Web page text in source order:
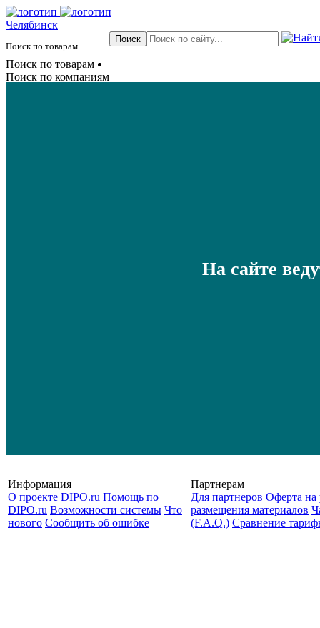
Челябинск
Поиск по товарам
Поиск по товарам
Поиск по компаниям
На сайте
Информация
О проекте DIPO.ru Помощь по
DIPO.ru Возможности системы Что
нового Сообщить об ошибке
Партнерам
Для партнеров Оферта на
размещения материалов
(F.A.Q.) Cравнение